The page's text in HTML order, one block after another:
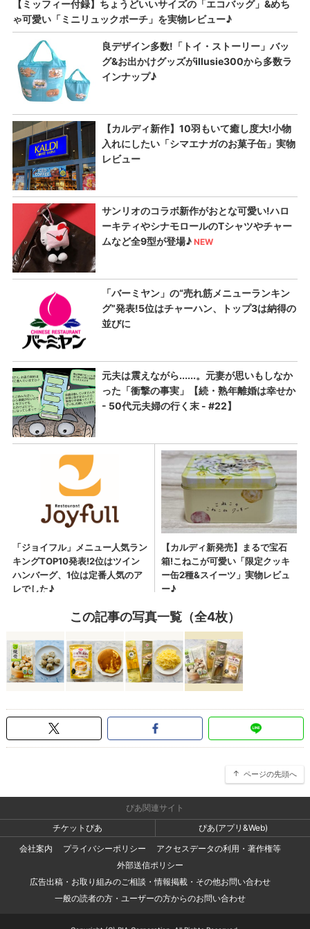
この記事の写真一覧（全4枚）
ページの先頭へ
ぴあ関連サイト
チケットぴあ
ぴあ(アプリ&Web)
会社案内
プライバシーポリシー
アクセスデータの利用・著作権等
外部送信ポリシー
広告出稿・お取り組みのご相談・情報掲載・その他お問い合わせ
一般の読者の方・ユーザーの方からのお問い合わせ